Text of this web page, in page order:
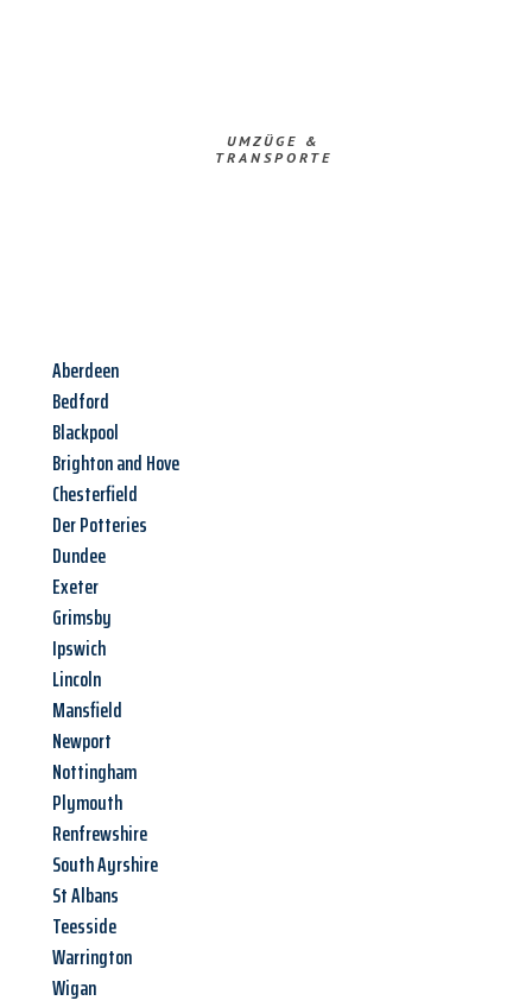
UMZÜGE &
TRANSPORTE
Aberdeen
Bedford
Blackpool
Brighton and Hove
Chesterfield
Der Potteries
Dundee
Exeter
Grimsby
Ipswich
Lincoln
Mansfield
Newport
Nottingham
Plymouth
Renfrewshire
South Ayrshire
St Albans
Teesside
Warrington
Wigan